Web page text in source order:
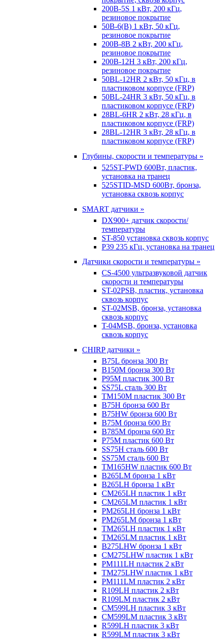
200B-5S 1 кВт, 200 кГц,
резиновое покрытие
50B-6(B) 1 кВт, 50 кГц,
резиновое покрытие
200B-8B 2 кВт, 200 кГц,
резиновое покрытие
200B-12H 3 кВт, 200 кГц,
резиновое покрытие
50BL-12HR 2 кВт, 50 кГц, в
пластиковом корпусе (FRP)
50BL-24HR 3 кВт, 50 кГц, в
пластиковом корпусе (FRP)
28BL-6HR 2 кВт, 28 кГц, в
пластиковом корпусе (FRP)
28BL-12HR 3 кВт, 28 кГц, в
пластиковом корпусе (FRP)
Глубины, скорости и температуры »
525ST-PWD 600Вт, пластик,
установка на транец
525STID-MSD 600Вт, бронза,
установка сквозь корпус
SMART датчики »
DX900+ датчик скорости/
температуры
ST-850 установка сквозь корпус
P39 235 кГц, установка на транец
Датчики скорости и температуры »
CS-4500 ультразвуковой датчик
скорости и температуры
ST-02PSB, пластик, установка
сквозь корпус
ST-02MSB, бронза, установка
сквозь корпус
T-04MSB, бронза, установка
сквозь корпус
CHIRP датчики »
B75L бронза 300 Вт
B150M бронза 300 Вт
P95M пластик 300 Вт
SS75L сталь 300 Вт
TM150M пластик 300 Вт
B75H бронза 600 Вт
B75HW бронза 600 Вт
B75M бронза 600 Вт
B785M бронза 600 Вт
P75M пластик 600 Вт
SS75H сталь 600 Вт
SS75M сталь 600 Вт
TM165HW пластик 600 Вт
B265LM бронза 1 кВт
B265LH бронза 1 кВт
CM265LH пластик 1 кВт
CM265LM пластик 1 кВт
PM265LH бронза 1 кВт
PM265LM бронза 1 кВт
TM265LH пластик 1 кВт
TM265LM пластик 1 кВт
B275LHW бронза 1 кВт
CM275LHW пластик 1 кВт
PM111LH пластик 2 кВт
TM275LHW пластик 1 кВт
PM111LM пластик 2 кВт
R109LH пластик 2 кВт
R109LM пластик 2 кВт
CM599LH пластик 3 кВт
CM599LM пластик 3 кВт
R599LH пластик 3 кВт
R599LM пластик 3 кВт